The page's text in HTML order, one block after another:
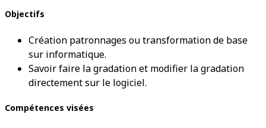
Objectifs
Création patronnages ou transformation de base
sur informatique.
Savoir faire la gradation et modifier la gradation
directement sur le logiciel.
Compétences visées